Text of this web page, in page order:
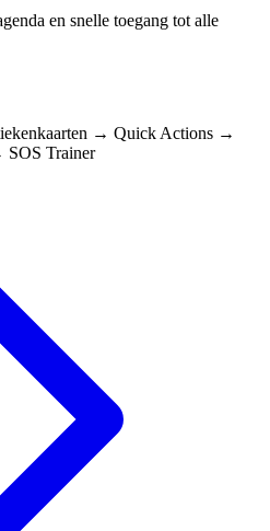
en snelle toegang tot alle
→ Quick Actions →
Trainer